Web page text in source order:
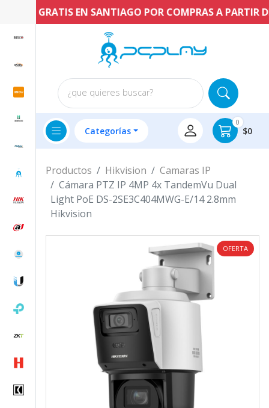
GRATIS EN SANTIAGO POR COMPRAS A PARTIR DE
¿que quieres buscar?
Categorías
0
$0
Productos Hikvision
Camaras IP
Cámara PTZ IP 4MP 4x TandemVu Dual
Light PoE DS-2SE3C404MWG-E/14 2.8mm
Hikvision
OFERTA